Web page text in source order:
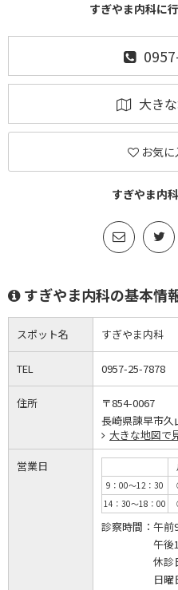
すぎやま内科に
大き
お気
すぎやま内
すぎやま内科の基本情
スポット名 すぎやま内科
TEL 0957-25-7878
住所
〒854-0067
長崎県諫早市久
大きな地図で
営業日
9：00～12：30
14：30～18：00
診察時間： 午前
午後
休診
日曜